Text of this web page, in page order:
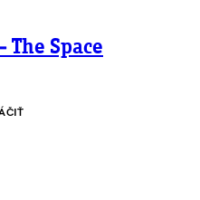
Space